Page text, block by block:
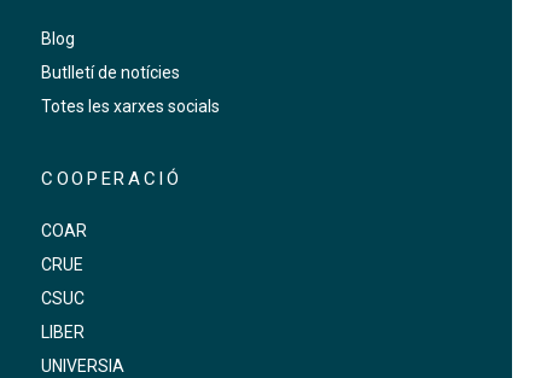
Blog
Butlletí de notícies
Totes les xarxes socials
COOPERACIÓ
COAR
CRUE
CSUC
LIBER
UNIVERSIA